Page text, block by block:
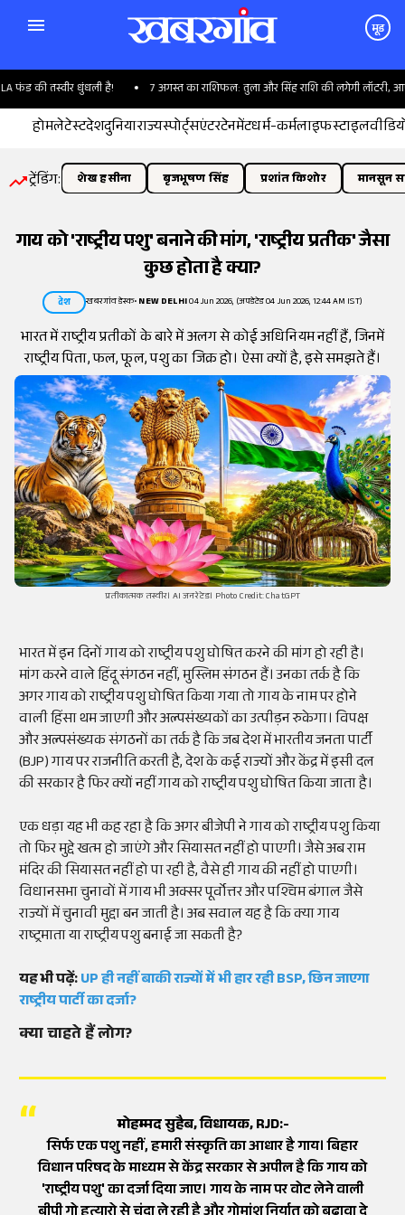
मूड
की तस्वीर धुंधली है! 7 अगस्त का राशिफल: तुला और सिंह राशि की लगेगी लॉटरी, आपको
होमलेटेस्टदेशदुनियाराज्यस्पोर्ट्सएंटरटेनमेंटधर्म-कर्मलाइफस्टाइल
ट्रेंडिंग: शेख हसीना बृजभूषण सिंह प्रशांत किशोर मानसून
गाय को 'राष्ट्रीय पशु' बनाने की मांग, 'राष्ट्रीय प्रतीक' जैसा
कुछ होता है क्या?
देश खबरगांव डेस्क•NEW DELHI04 Jun 2026, (अपडेटेड 04 Jun 2026, 12:44 AM IST)
भारत में राष्ट्रीय प्रतीकों के बारे में अलग से कोई अधिनियम नहीं हैं, जिनमें
राष्ट्रीय पिता, फल, फूल, पशु का जिक्र हो। ऐसा क्यों है, इसे समझते हैं।
प्रतीकात्मक तस्वीर। AI जनरेटेड। Photo Credit: ChatGPT
भारत में इन दिनों गाय को राष्ट्रीय पशु घोषित करने की मांग हो रही है।
मांग करने वाले हिंदू संगठन नहीं, मुस्लिम संगठन हैं। उनका तर्क है कि
अगर गाय को राष्ट्रीय पशु घोषित किया गया तो गाय के नाम पर होने
वाली हिंसा थम जाएगी और अल्पसंख्यकों का उत्पीड़न रुकेगा। विपक्ष
और अल्पसंख्यक संगठनों का तर्क है कि जब देश में भारतीय जनता पार्टी
(BJP) गाय पर राजनीति करती है, देश के कई राज्यों और केंद्र में इसी दल
की सरकार है फिर क्यों नहीं गाय को राष्ट्रीय पशु घोषित किया जाता है।
एक धड़ा यह भी कह रहा है कि अगर बीजेपी ने गाय को राष्ट्रीय पशु किया
तो फिर मुद्दे खत्म हो जाएंगे और सियासत नहीं हो पाएगी। जैसे अब राम
मंदिर की सियासत नहीं हो पा रही है, वैसे ही गाय की नहीं हो पाएगी।
विधानसभा चुनावों में गाय भी अक्सर पूर्वोत्तर और पश्चिम बंगाल जैसे
राज्यों में चुनावी मुद्दा बन जाती है। अब सवाल यह है कि क्या गाय
राष्ट्रमाता या राष्ट्रीय पशु बनाई जा सकती है?
यह भी पढ़ें:UP ही नहीं बाकी राज्यों में भी हार रही BSP, छिन जाएगा
राष्ट्रीय पार्टी का दर्जा?
क्या चाहते हैं लोग?
मोहम्मद सुहैब, विधायक, RJD:-
सिर्फ एक पशु नहीं, हमारी संस्कृति का आधार है गाय। बिहार
विधान परिषद के माध्यम से केंद्र सरकार से अपील है कि गाय को
'राष्ट्रीय पशु' का दर्जा दिया जाए। गाय के नाम पर वोट लेने वाली